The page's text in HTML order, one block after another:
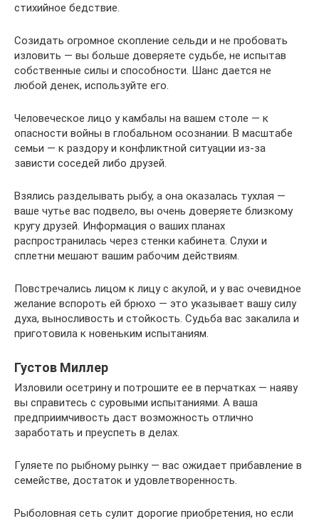
стихийное бедствие.
Созидать огромное скопление сельди и не пробовать
изловить — вы больше доверяете судьбе, не испытав
собственные силы и способности. Шанс дается не
любой денек, используйте его.
Человеческое лицо у камбалы на вашем столе — к
опасности войны в глобальном осознании. В масштабе
семьи — к раздору и конфликтной ситуации из-за
зависти соседей либо друзей.
Взялись разделывать рыбу, а она оказалась тухлая —
ваше чутье вас подвело, вы очень доверяете близкому
кругу друзей. Информация о ваших планах
распространилась через стенки кабинета. Слухи и
сплетни мешают вашим рабочим действиям.
Повстречались лицом к лицу с акулой, и у вас очевидное
желание вспороть ей брюхо — это указывает вашу силу
духа, выносливость и стойкость. Судьба вас закалила и
приготовила к новеньким испытаниям.
Густов Миллер
Изловили осетрину и потрошите ее в перчатках — наяву
вы справитесь с суровыми испытаниями. А ваша
предприимчивость даст возможность отлично
заработать и преуспеть в делах.
Гуляете по рыбному рынку — вас ожидает прибавление в
семействе, достаток и удовлетворенность.
Рыболовная сеть сулит дорогие приобретения, но если